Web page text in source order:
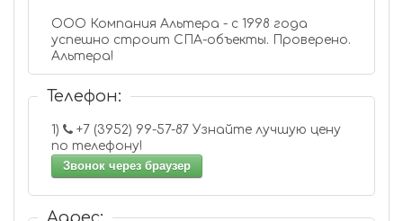
ООО Компания Альтера - с 1998 года
успешно строит СПА-объекты. Проверено.
Альтера!
Телефон:
1)
по телефону!
Звонок через браузер
Адрес: